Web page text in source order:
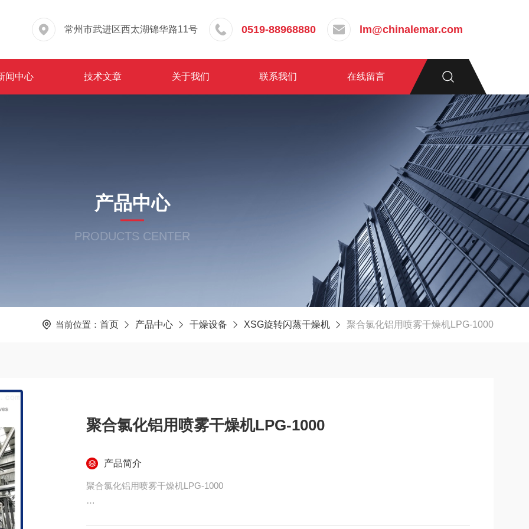
常州市武进区西太湖锦华路11号 0519-88968880 lm@chinalemar.com
闻中心 技术文章 关于我们 联系我们 在线留言
产品中心
PRODUCTS CENTER
当前位置： 首页 产品中心 干燥设备 XSG旋转闪蒸干燥机 聚合氯化铝用喷雾干燥机LPG-1000
聚合氯化铝用喷雾干燥机LPG-1000
产品简介
聚合氯化铝用喷雾干燥机LPG-1000